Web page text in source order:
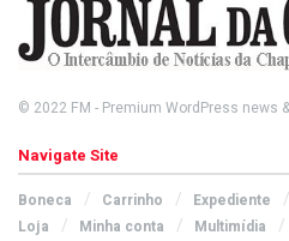
© 2022 FM - Premium WordPress news
Navigate Site
Boneca Carrinho Expediente
Loja
Minha conta Multimídia